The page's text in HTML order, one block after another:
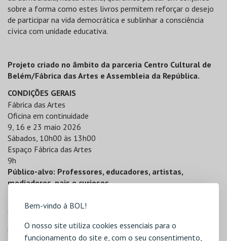
Bem-vindo à BOL!
O nosso site utiliza cookies essenciais para o
funcionamento do site e, com o seu consentimento,
sobre a forma como estes livros permitem reforçar o desejo
de participar na vida democrática e sublinhar a consciência
cívica com unidade educativa.
Projeto criado no âmbito da parceria Centro Cultural de
Belém/Fábrica das Artes e Assembleia da República.
CONDIÇÕES GERAIS
Fábrica das Artes
Oficina em continuidade
9, 16 e 23 maio 2026
Sábados, 10h00 às 13h00
Espaço Fábrica das Artes
9h
Público-alvo: Professores, educadores, artistas,
mediadores, pais e curiosos
Geral (20,00€)
Artista (20,00€)